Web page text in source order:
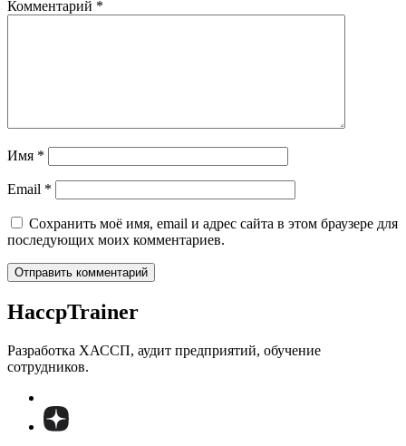
Комментарий *
Имя *
Email *
Сохранить моё имя, email и адрес сайта в этом браузере для
последующих моих комментариев.
HaccpTrainer
Разработка ХАССП, аудит предприятий, обучение
сотрудников.